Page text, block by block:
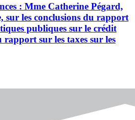
: Mme Catherine Pégard,
sur les conclusions du rapport
publiques sur le crédit
rapport sur les taxes sur les